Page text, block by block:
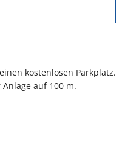
kostenlosen Parkplatz.
auf 100 m.